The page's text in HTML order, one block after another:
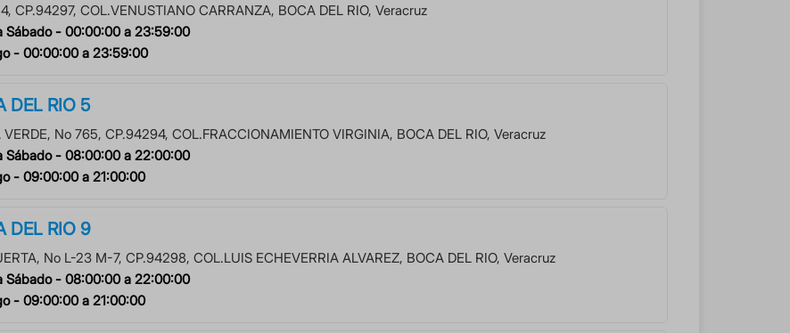
, CP.94297, COL.VENUSTIANO CARRANZA, BOCA DEL RIO, Veracruz
Sábado - 00:00:00a 23:59:00
- 00:00:00a 23:59:00
DEL RIO 5
VERDE, No 765, CP.94294, COL.FRACCIONAMIENTO VIRGINIA, BOCA DEL RIO, Veracruz
Sábado - 08:00:00a 22:00:00
- 09:00:00a 21:00:00
DEL RIO 9
, No L-23 M-7, CP.94298, COL.LUIS ECHEVERRIA ALVAREZ, BOCA DEL RIO, Veracruz
Sábado - 08:00:00a 22:00:00
- 09:00:00a 21:00:00